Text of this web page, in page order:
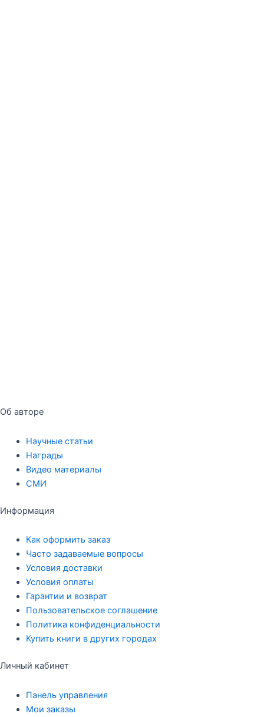
Об авторе
Научные статьи
Награды
Видео материалы
СМИ
Информация
Как оформить заказ
Часто задаваемые вопросы
Условия доставки
Условия оплаты
Гарантии и возврат
Пользовательское соглашение
Политика конфиденциальности
Купить книги в других городах
Личный кабинет
Панель управления
Мои заказы